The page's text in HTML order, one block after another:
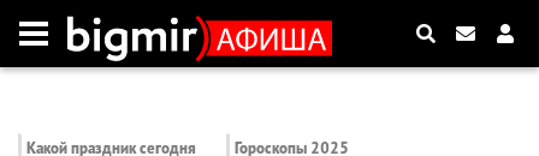
Какой праздник сегодня Гороскопы 2025